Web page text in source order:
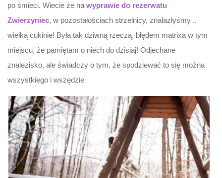
po śmieci. Wiecie że na wyprawie do rezerwatu
Zwierzyniec, w pozostałościach strzelnicy, znalazłyśmy ..
wielką cukinie! Była tak dziwną rzeczą, błędem matrixa w tym
miejscu, że pamiętam o niech do dzisiaj! Odjechane
znalezisko, ale świadczy o tym, że spodziewać to się można
wszystkiego i wszędzie